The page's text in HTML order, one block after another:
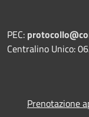
PEC:
Centralino Unico:
Prenotazione